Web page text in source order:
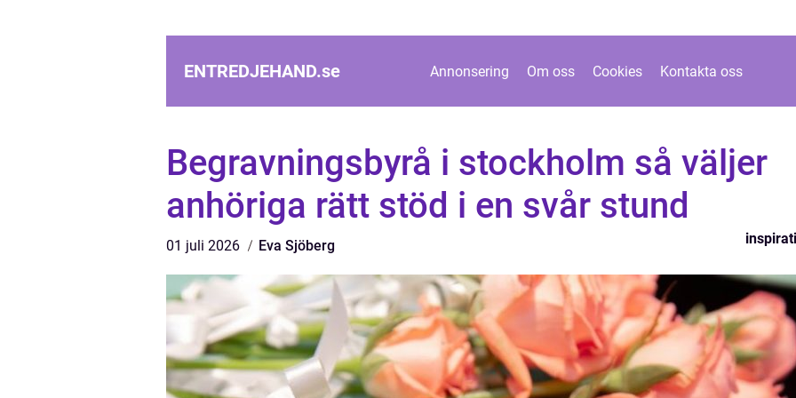
ENTREDJEHAND.se Annonsering Om oss Cookies Kontakta oss
Begravningsbyrå i stockholm så väljer
anhöriga rätt stöd i en svår stund
01 juli 2026 Eva Sjöberg